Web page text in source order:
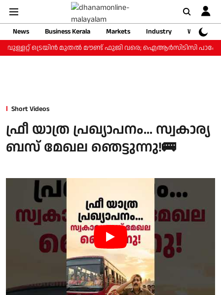
News Business Kerala Markets Industry
Web
ബുള്ളറ്റ് ട്രെയിന്‍ മുതല്‍ മൗണ്ട് ഫുജി വരെ; ഐആര്‍സിടിസി
Short Videos
ഫ്രീ യാത്ര പ്രഖ്യാപനം… സ്വകാര്യ
ബസ് മേഖല ഞെട്ടുന്നു!🚌